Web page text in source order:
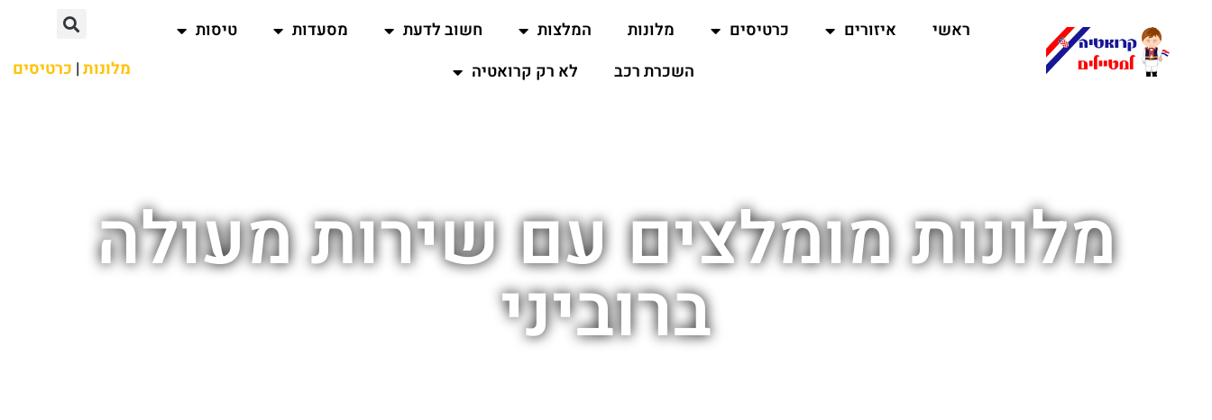
ראשי איזורים כרטיסים מלונות המלצות חשוב לדעת מסעדות
טיסות
השכרת רכב
לא רק קרואטיה מלונות| כרטיסים
מלונות מומלצים עם שירות מעולה
ברוביני